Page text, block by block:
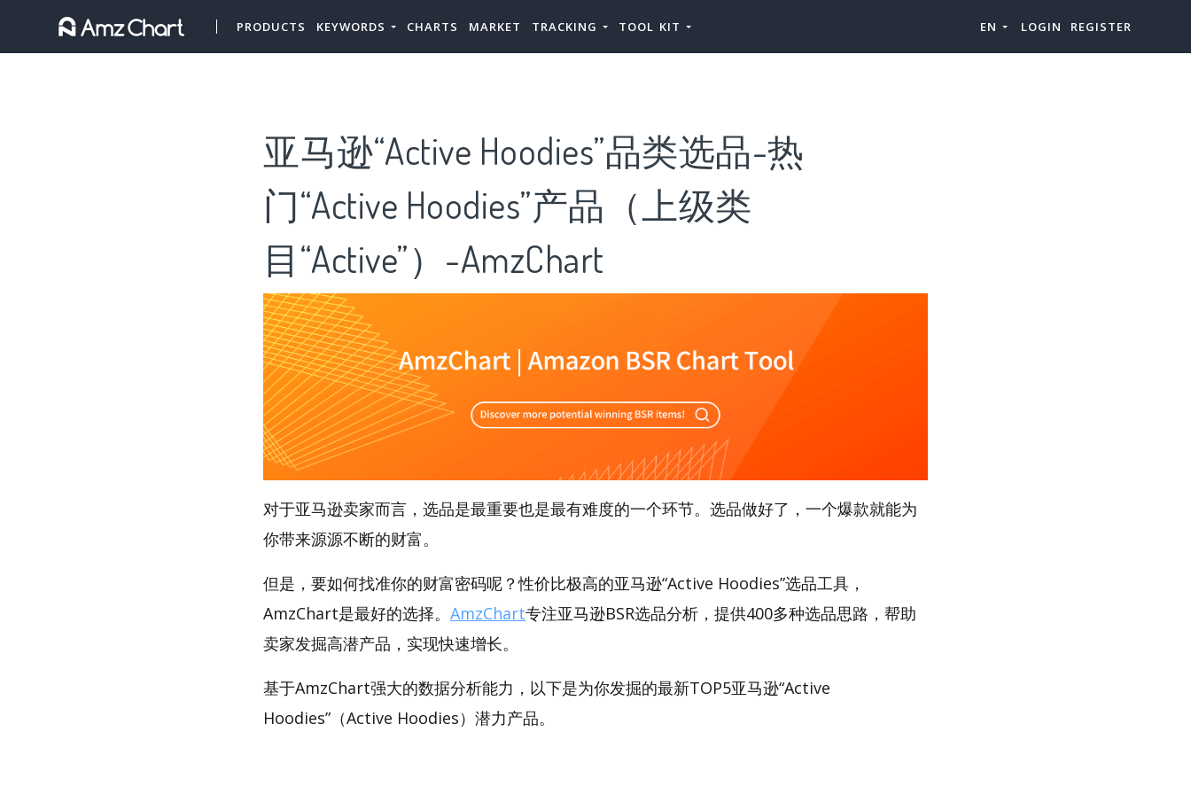
PRODUCTS KEYWORDS CHARTS MARKET TRACKING TOOL KIT EN LOGIN REGISTER
亚马逊“Active Hoodies”品类选品-热
门“Active Hoodies”产品（上级类
目“Active”）-AmzChart
对于亚马逊卖家而言，选品是最重要也是最有难度的一个环节。选品做好了，一个爆款就能为
你带来源源不断的财富。
但是，要如何找准你的财富密码呢？性价比极高的亚马逊“Active Hoodies”选品工具，
AmzChart是最好的选择。 AmzChart专注亚马逊BSR选品分析，提供400多种选品思路，帮助
卖家发掘高潜产品，实现快速增长。
基于AmzChart强大的数据分析能力，以下是为你发掘的最新TOP5亚马逊“Active
Hoodies”（Active Hoodies）潜力产品。